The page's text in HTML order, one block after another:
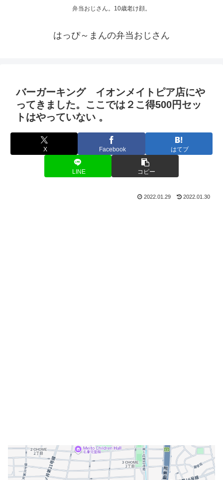
弁当おじさん。10歳老け顔。
はっぴ～まんの弁当おじさん
バーガーキング イオンメイトピア店にや
ってきました。ここでは２こ得500円セッ
トはやっていない 。
X Facebook はてブ
LINE コピー
2022.01.29 2022.01.30